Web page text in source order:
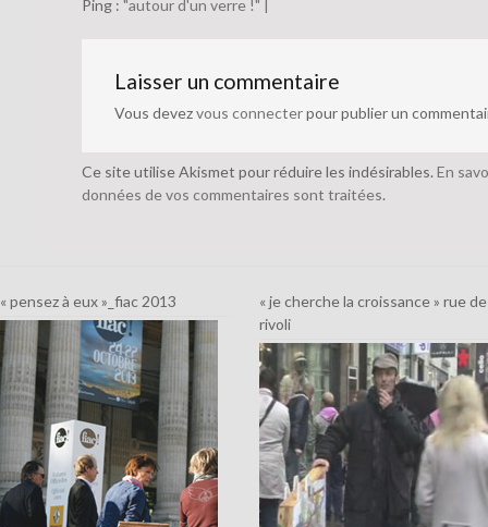
Ping : "autour d'un verre !" |
Laisser un commentaire
Vous devezvous connecterpour publier un
Ce site utilise Akismet pour réduire les indésirables.En
données de vos commentaires sont traitées.
« pensez à eux »_fiac 2013
« je cherche la croissance » rue de
rivoli